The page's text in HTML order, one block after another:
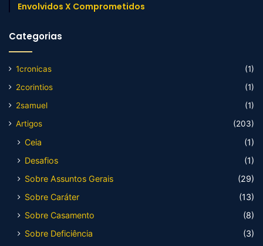
Envolvidos X Comprometidos
Categorias
1cronicas
(1)
2corintios
(1)
2samuel
(1)
Artigos
(203)
Ceia
(1)
Desafios
(1)
Sobre Assuntos Gerais
(29)
Sobre Caráter
(13)
Sobre Casamento
(8)
Sobre Deficiência
(3)